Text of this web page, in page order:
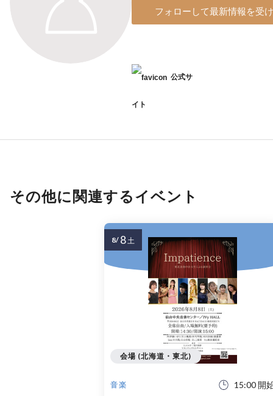
フォローして最新情報を受
公式サ
イト
その他に関連するイベント
音楽 15:00 開
会場 (北海道・東北)
8/ 8土